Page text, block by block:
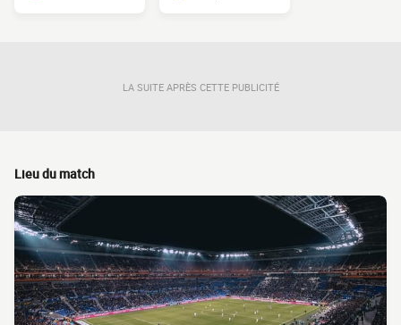
LA SUITE APRÈS CETTE PUBLICITÉ
Lieu du match